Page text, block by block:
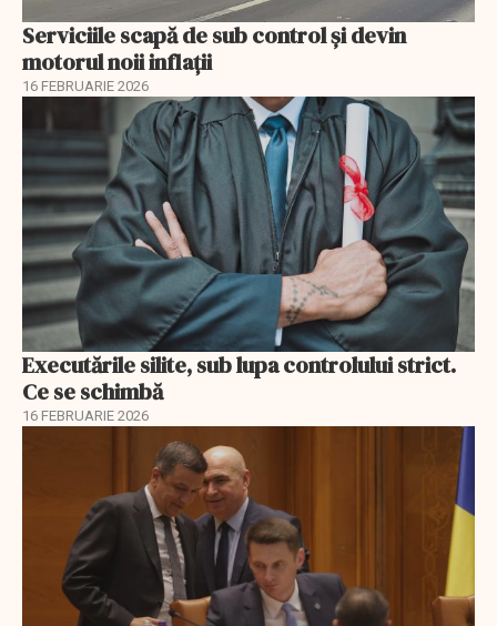
Serviciile scapă de sub control și devin
motorul noii inflații
16 FEBRUARIE 2026
Executările silite, sub lupa controlului strict.
Ce se schimbă
16 FEBRUARIE 2026